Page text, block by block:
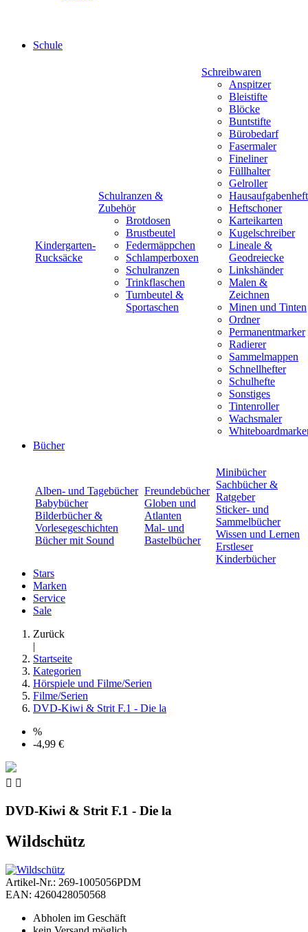
Schule
Kindergarten-
Rucksäcke
Schulranzen &
Zubehör
Brotdosen
Brustbeutel
Federmäppchen
Schlamperboxen
Schulranzen
Trinkflaschen
Turnbeutel &
Sportaschen
Schreibwaren
Anspitzer
Bleistifte
Blöcke
Buntstifte
Bürobedarf
Fasermaler
Fineliner
Füllhalter
Gelroller
Hausaufgabenheft
Heftschoner
Karteikarten
Kugelschreiber
Lineale &
Geodreiecke
Linkshänder
Malen &
Zeichnen
Minen und Tinten
Ordner
Permanentmarker
Radierer
Sammelmappen
Schnellhefter
Schulhefte
Sonstiges
Tintenroller
Wachsmaler
Bücher
Alben- und Tagebücher
Babybücher
Bilderbücher &
Vorlesegeschichten
Bücher mit Sound
Freundebücher
Globen und
Atlanten
Mal- und
Bastelbücher
Minibücher
Sachbücher &
Ratgeber
Sticker- und
Sammelbücher
Wissen und Lernen
Erstleser
Kinderbücher
Stars
Marken
Service
Sale
Zurück
|
Startseite
Kategorien
Hörspiele und Filme/Serien
Filme/Serien
DVD-Kiwi & Strit F.1 - Die la
%
-4,99 €
 
DVD-Kiwi & Strit F.1 - Die la
Wildschütz
Artikel-Nr.: 269-1005056PDM
EAN: 4260428050568
Abholen im Geschäft